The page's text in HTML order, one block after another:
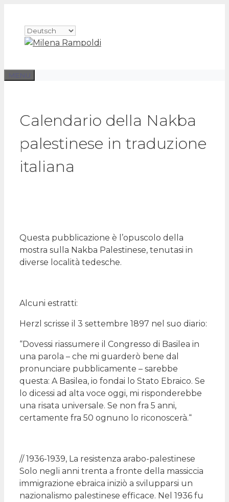
springenSprache
auswählen
MENÜ
Calendario della Nakba
palestinese in traduzione
italiana
Questa pubblicazione è l’opuscolo della
mostra sulla Nakba Palestinese, tenutasi in
diverse località tedesche.
Alcuni estratti:
Herzl scrisse il 3 settembre 1897 nel suo diario:
“Dovessi riassumere il Congresso di Basilea in
una parola – che mi guarderò bene dal
pronunciare pubblicamente – sarebbe
questa: A Basilea, io fondai lo Stato Ebraico. Se
lo dicessi ad alta voce oggi, mi risponderebbe
una risata universale. Se non fra 5 anni,
certamente fra 50 ognuno lo riconoscerà.“
// 1936-1939, La resistenza arabo-palestinese
Solo negli anni trenta a fronte della massiccia
immigrazione ebraica iniziò a svilupparsi un
nazionalismo palestinese efficace. Nel 1936 fu